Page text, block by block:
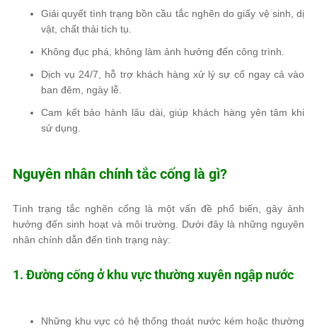
Giải quyết tình trạng bồn cầu tắc nghẽn do giấy vệ sinh, dị
vật, chất thải tích tụ.
Không đục phá, không làm ảnh hưởng đến công trình
Dịch vụ 24/7 , hỗ trợ khách hàng xử lý sự cố ngay cả vào
ban đêm, ngày lễ.
Cam kết bảo hành lâu dài, giúp khách hàng yên tâm khi
sử dụng.
Nguyên nhân chính tắc cống là gì?
Tình trạng tắc nghẽn cống là một vấn đề phổ biến, gây ảnh
hưởng đến sinh hoạt và môi trường. Dưới đây là những nguyên
nhân chính dẫn đến tình trạng này:
1. Đường cống ở khu vực thường xuyên ngập nước
Những khu vực có hệ thống thoát nước kém hoặc thường